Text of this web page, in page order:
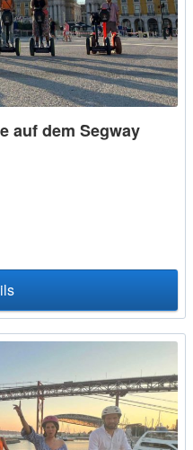
auf dem Segway